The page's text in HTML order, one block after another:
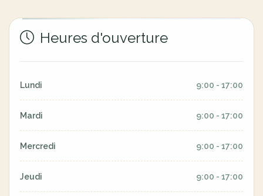
Heures d'ouverture
Lundi 9:00 - 17:00
Mardi 9:00 - 17:00
Mercredi 9:00 - 17:00
Jeudi 9:00 - 17:00